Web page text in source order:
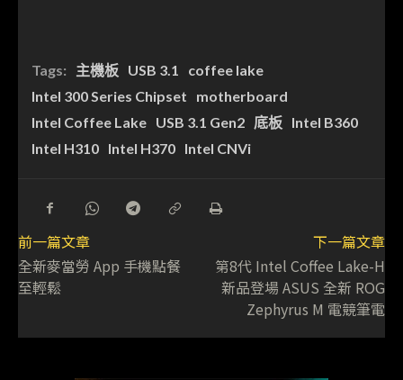
Tags: 主機板 USB 3.1
coffee lake
Intel 300 Series Chipset
motherboard
Intel Coffee Lake USB 3.1 Gen2 底板 Intel B360
Intel H310 Intel H370 Intel CNVi
前一篇文章
全新麥當勞 App 手機點餐
至輕鬆
下一篇文章
第8代 Intel Coffee Lake-H
新品登場 ASUS 全新 ROG
Zephyrus M 電競筆電